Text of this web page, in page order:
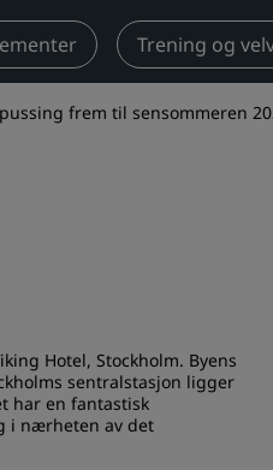
Radisson Hotels-app
Trening og
frem til sensommeren
Hotel, Stockholm. Byens
sentralstasjon ligger
har en fantastisk
i nærheten av det